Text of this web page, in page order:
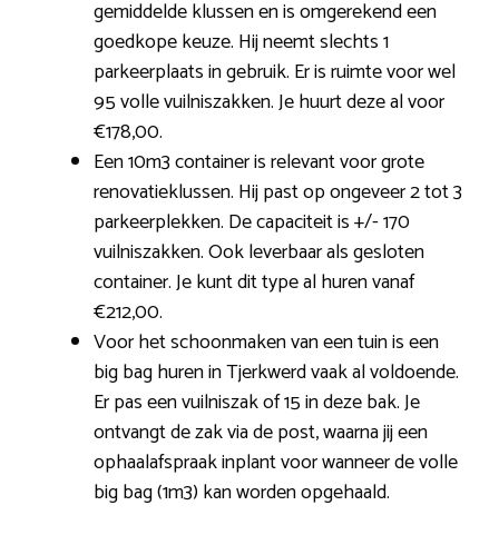
gemiddelde klussen en is omgerekend een
goedkope keuze. Hij neemt slechts 1
parkeerplaats in gebruik. Er is ruimte voor wel
95 volle vuilniszakken. Je huurt deze al voor
€178,00.
Een 10m3 container is relevant voor grote
renovatieklussen. Hij past op ongeveer 2 tot 3
parkeerplekken. De capaciteit is +/- 170
vuilniszakken. Ook leverbaar als gesloten
container. Je kunt dit type al huren vanaf
€212,00.
Voor het schoonmaken van een tuin is een
big bag huren in Tjerkwerd vaak al voldoende.
Er pas een vuilniszak of 15 in deze bak. Je
ontvangt de zak via de post, waarna jij een
ophaalafspraak inplant voor wanneer de volle
big bag (1m3) kan worden opgehaald.